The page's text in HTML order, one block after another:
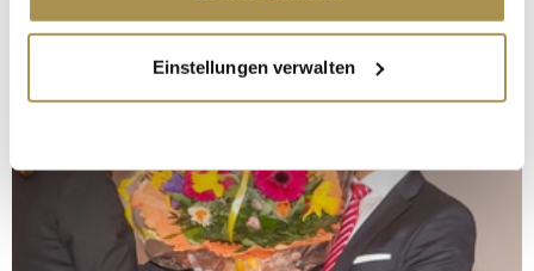
Informationen über Ihre geografische Lage
erfassen, welche bis auf einige Meter genau sein
bestimmten Merkmalen (Fingerprinting) identifizieren
Erfahren Sie mehr darüber, wie Ihre persönlichen Daten
verarbeitet werden, und legen Sie Ihre Präferenzen im
Einstellungen verwalten